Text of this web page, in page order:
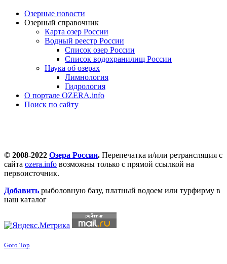
Озерные новости
Озерный справочник
Карта озер России
Водный реестр России
Список озер России
Список водохранилищ России
Наука об озерах
Лимнология
Гидрология
О портале OZERA.info
Поиск по сайту
© 2008-2022 Озера России. Перепечатка и/или ретрансляция с
сайта ozera.info возможны только с прямой ссылкой на
первоисточник.
Добавить рыболовную базу, платный водоем или турфирму в
наш каталог
Goto Top